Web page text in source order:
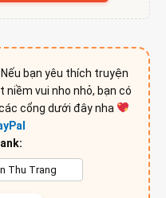
bạn yêu thích truyện
vui nho nhỏ, bạn có
cổng dưới đây nha